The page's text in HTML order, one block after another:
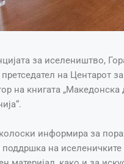
за иселеништво,
на Центарот
на книгата „Македонска
информира за
поддршка на